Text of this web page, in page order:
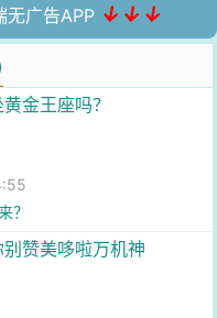
无广告APP ↓↓↓
金王座吗？
？
赞美哆啦万机神